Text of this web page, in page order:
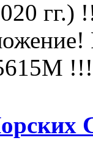
гг.)
!!!